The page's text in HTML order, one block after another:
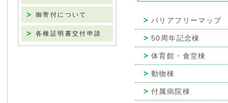
御寄付について
各種証明書交付申請
バリアフリーマップ
50周年記念棟
体育館・食堂棟
動物棟
付属病院棟